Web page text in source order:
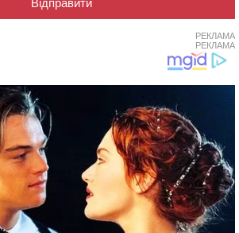
РЕКЛАМА
РЕКЛАМА